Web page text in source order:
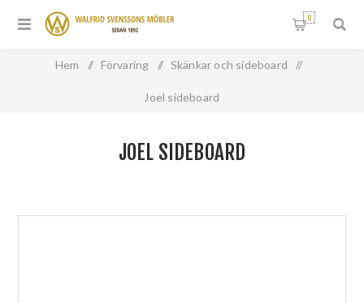
0
Hem / Förvaring / Skänkar och sideboard /
Joel sideboard
JOEL SIDEBOARD